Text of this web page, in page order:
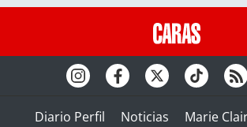
Diario Perfil Noticias Marie